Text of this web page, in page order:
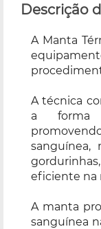
Descrição
A Manta
A técnica
a forma
sanguínea,
eficiente na
A manta
sanguínea